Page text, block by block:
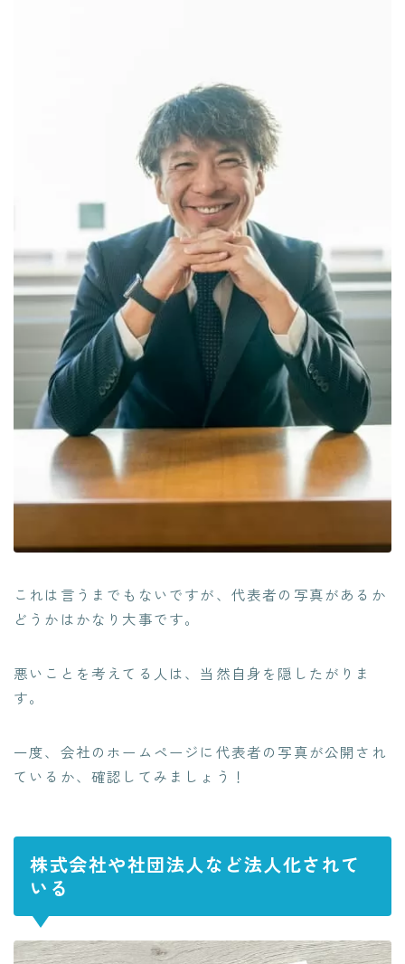
これは言うまでもないですが、代表者の写真があるか
どうかはかなり大事です。
悪いことを考えてる人は、当然自身を隠したがりま
す。
一度、会社のホームページに代表者の写真が公開され
ているか、確認してみましょう！
株式会社や社団法人など法人化されて
いる